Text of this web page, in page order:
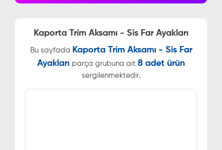
Kaporta Trim Aksamı - Sis Far Ayakları
Bu sayfada Kaporta Trim Aksamı - Sis Far
Ayakları parça grubuna ait 8 adet ürün
sergilenmektedir.